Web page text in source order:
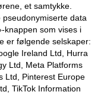
et samtykke.
data
knappen som vises i
er følgende selskaper:
Ireland Ltd, Hurra
Ltd, Meta Platforms
Ltd, Pinterest Europe
TikTok Information